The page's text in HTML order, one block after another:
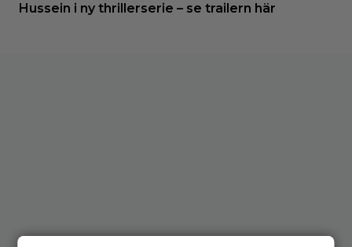
Hussein i ny thrillerserie – se trailern här